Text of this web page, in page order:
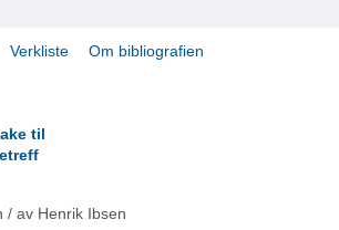
Verkliste Om bibliografien
til
/ av Henrik Ibsen